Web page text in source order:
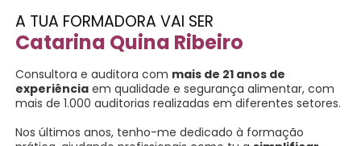
A TUA FORMADORA VAI SER
Catarina Quina Ribeiro
Consultora e auditora com mais de 21 anos de
experiência em qualidade e segurança alimentar, com
mais de 1.000 auditorias realizadas em diferentes setores.
Nos últimos anos, tenho-me dedicado à formação